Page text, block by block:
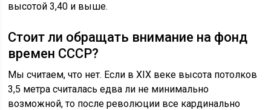
высотой 3,40 и выше.
Стоит ли обращать внимание на фонд
времен СССР?
Мы считаем, что нет. Если в XIX веке высота потолков
3,5 метра считалась едва ли не минимально
возможной, то после революции все кардинально